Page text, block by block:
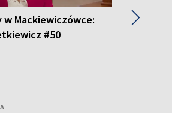
w Mackiewiczówce:
#50
▶